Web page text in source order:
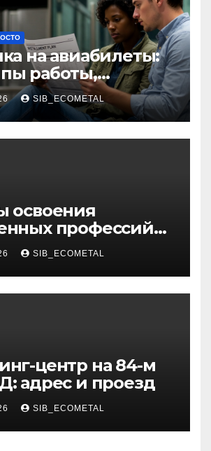
на авиабилеты:
работы,
и
риски
SIB_ECOMETAL
освоения
профессий
курсы
SIB_ECOMETAL
центр на 84-м
адрес и проезд
SIB_ECOMETAL